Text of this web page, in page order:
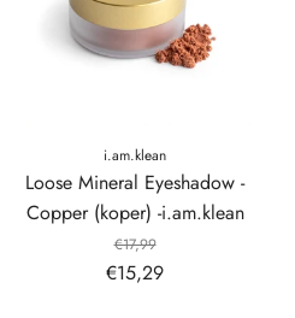
i.am.klean
Loose Mineral Eyeshadow -
Copper (koper) -i.am.klean
€17,99
€15,29